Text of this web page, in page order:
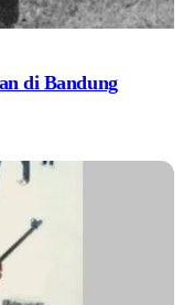
di Bandung